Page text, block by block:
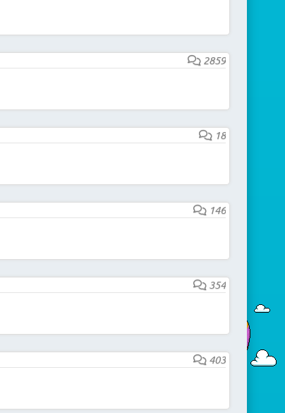
2859
18
146
354
403